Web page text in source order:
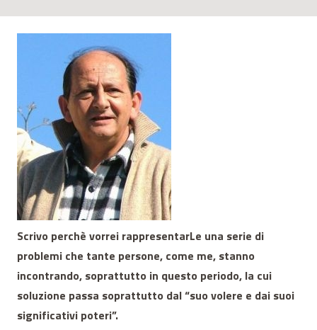
Scrivo perchè vorrei rappresentarLe una serie di
problemi che tante persone, come me, stanno
incontrando, soprattutto in questo periodo, la cui
soluzione passa soprattutto dal “suo volere e dai suoi
significativi poteri”.